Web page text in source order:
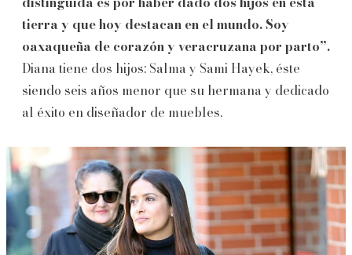
tierra y que hoy destacan en el mundo. Soy
oaxaqueña de corazón y veracruzana por parto”.
Diana tiene dos hijos: Salma y Sami Hayek, éste
siendo seis años menor que su hermana y dedicado
al éxito en diseñador de muebles.